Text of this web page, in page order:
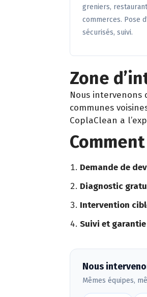
greniers,
commerces. Pose
sécurisés, suivi.
Zone
Nous intervenons
communes
CoplaClean a
Demande de
Diagnostic
Intervention
Suivi et garantie
Nous
Mêmes équipes,